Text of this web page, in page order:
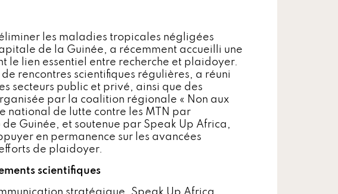
les maladies tropicales négligées
de la Guinée, a récemment accueilli une
le lien essentiel entre recherche et plaidoyer.
rencontres scientifiques régulières, a réuni
secteurs public et privé, ainsi que des
par la coalition régionale « Non aux
national de lutte contre les MTN par
Guinée, et soutenue par Speak Up Africa,
en permanence sur les avancées
de plaidoyer.
scientifiques